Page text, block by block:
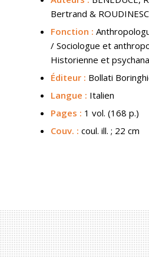
Bertrand &
Fonction :
/ Sociologue et
Historienne et
Éditeur : Bollati
Langue : Italien
Pages : 1 vol. (168 p.)
Couv. : coul. ill. ; 22 cm